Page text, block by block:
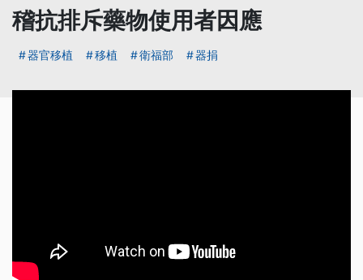
稽抗排斥藥物使用者因應
器官移植 移植 衛福部 器捐